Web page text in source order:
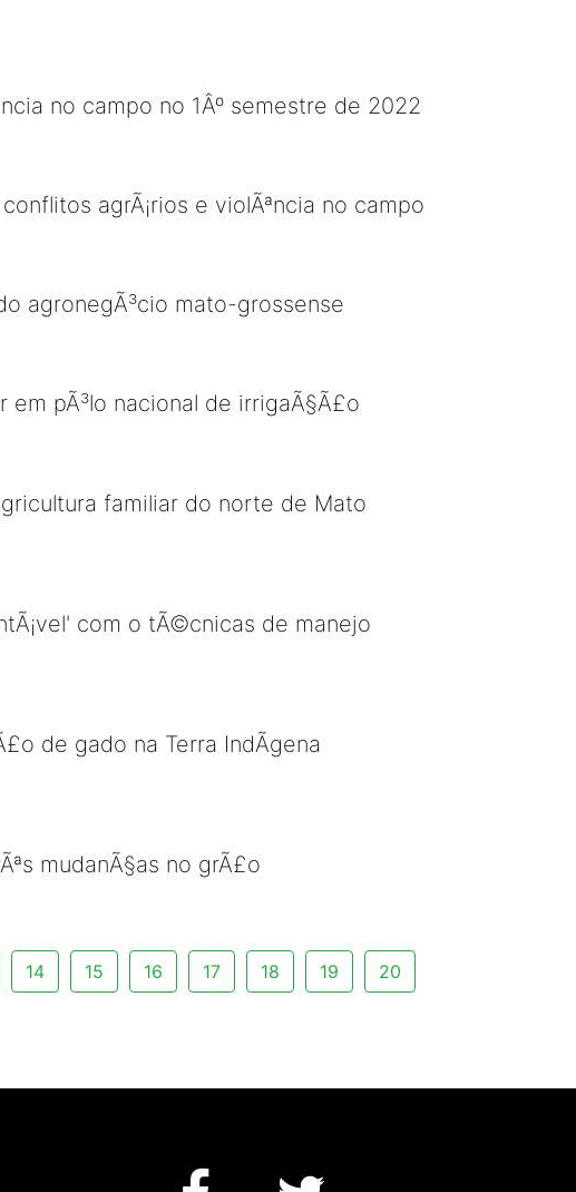
no campo no 1Âº semestre de 2022
agrÃ¡rios e violÃªncia no campo
agronegÃ³cio mato-grossense
pÃ³lo nacional de irrigaÃ§Ã£o
familiar do norte de Mato
com o tÃ©cnicas de manejo
de gado na Terra IndÃ­gena
mudanÃ§as no grÃ£o
14 15 16 17 18 19
20